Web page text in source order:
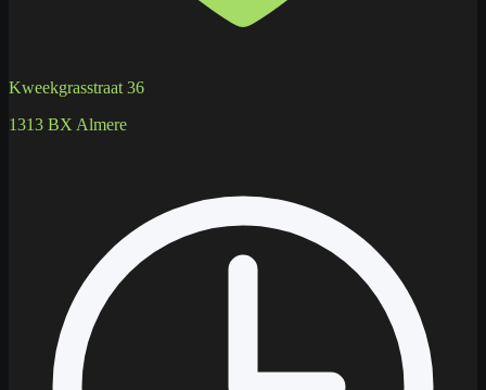
Kweekgrasstraat 36
1313 BX Almere